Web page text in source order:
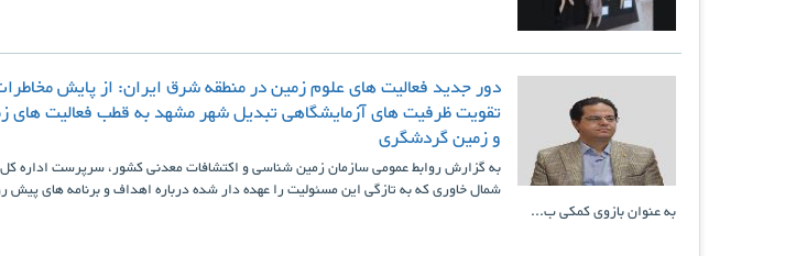
دور جدید فعالیت های علوم زمین در منطقه شرق ایران: از پایش
تقویت ظرفیت های آزمایشگاهی تبدیل شهر مشهد به قطب فعالیت های
و زمین گردشگری
به گزارش روابط عمومی سازمان زمین شناسی و اکتشافات معدنی کشور، سرپرست اداره
شمال خاوری که به تازگی این مسئولیت را عهده دار شده درباره اهداف و برنامه های
به عنوان بازوی کمکی ب...